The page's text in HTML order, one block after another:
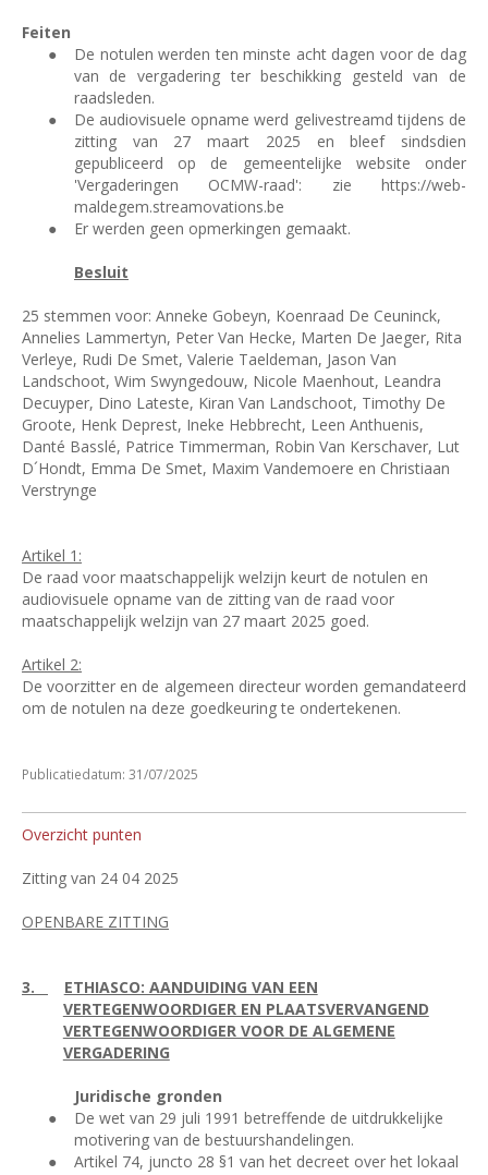
Feiten
●
De notulen werden ten minste acht dagen voor de dag
van de vergadering ter beschikking gesteld van de
raadsleden.
●
De audiovisuele opname werd gelivestreamd tijdens de
zitting van 27 maart 2025 en bleef sindsdien
gepubliceerd op de gemeentelijke website onder
'Vergaderingen OCMW-raad': zie https://web-
maldegem.streamovations.be
●
Er werden geen opmerkingen gemaakt.
Besluit
25 stemmen voor: Anneke Gobeyn, Koenraad De Ceuninck,
Annelies Lammertyn, Peter Van Hecke, Marten De Jaeger, Rita
Verleye, Rudi De Smet, Valerie Taeldeman, Jason Van
Landschoot, Wim Swyngedouw, Nicole Maenhout, Leandra
Decuyper, Dino Lateste, Kiran Van Landschoot, Timothy De
Groote, Henk Deprest, Ineke Hebbrecht, Leen Anthuenis,
Danté Basslé, Patrice Timmerman, Robin Van Kerschaver, Lut
D´Hondt, Emma De Smet, Maxim Vandemoere en Christiaan
Verstrynge
Artikel 1:
De raad voor maatschappelijk welzijn keurt de notulen en
audiovisuele opname van de zitting van de raad voor
maatschappelijk welzijn van 27 maart 2025 goed.
Artikel 2:
De voorzitter en de algemeen directeur worden gemandateerd
om de notulen na deze goedkeuring te ondertekenen.
Publicatiedatum: 31/07/2025
Overzicht punten
Zitting van 24 04 2025
OPENBARE ZITTING
3.
ETHIASCO: AANDUIDING VAN EEN
VERTEGENWOORDIGER EN PLAATSVERVANGEND
VERTEGENWOORDIGER VOOR DE ALGEMENE
VERGADERING
Juridische gronden
●
De wet van 29 juli 1991 betreffende de uitdrukkelijke
motivering van de bestuurshandelingen.
●
Artikel 74, juncto 28 §1 van het decreet over het lokaal